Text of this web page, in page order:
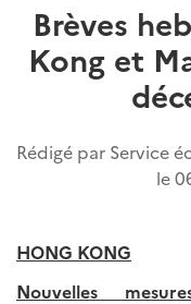
Brèves
Kong et
Rédigé par Service
le
HONG KONG
Nouvelles